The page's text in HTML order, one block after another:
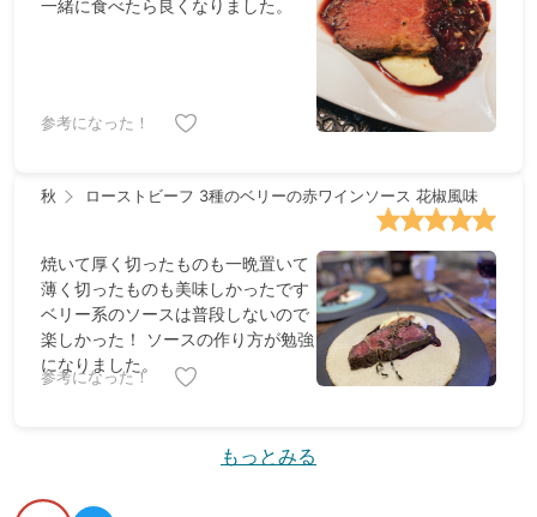
一緒に食べたら良くなりました。
参考になった！
秋 ローストビーフ 3種のベリーの赤ワインソース 花椒風味
焼いて厚く切ったものも一晩置いて
薄く切ったものも美味しかったです
ベリー系のソースは普段しないので
楽しかった！ ソースの作り方が勉強
になりました。
参考になった！
もっとみる